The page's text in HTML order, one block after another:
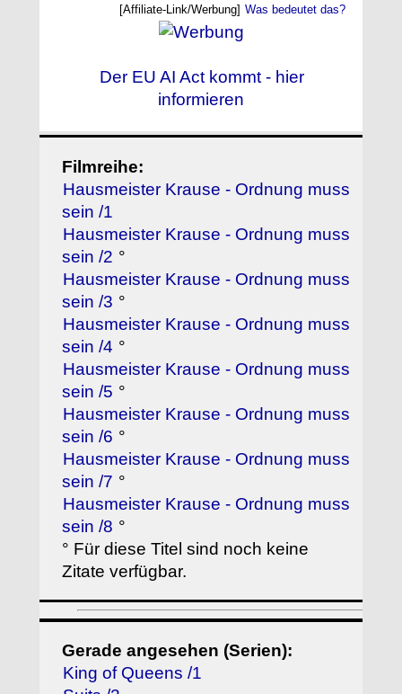
[Affiliate-Link/Werbung] Was bedeutet das?
Der EU AI Act kommt - hier
informieren
Filmreihe:
Hausmeister Krause - Ordnung muss
sein /1
Hausmeister Krause - Ordnung muss
sein /2 °
Hausmeister Krause - Ordnung muss
sein /3 °
Hausmeister Krause - Ordnung muss
sein /4 °
Hausmeister Krause - Ordnung muss
sein /5 °
Hausmeister Krause - Ordnung muss
sein /6 °
Hausmeister Krause - Ordnung muss
sein /7 °
Hausmeister Krause - Ordnung muss
sein /8 °
° Für diese Titel sind noch keine
Zitate verfügbar.
Gerade angesehen (Serien):
King of Queens /1